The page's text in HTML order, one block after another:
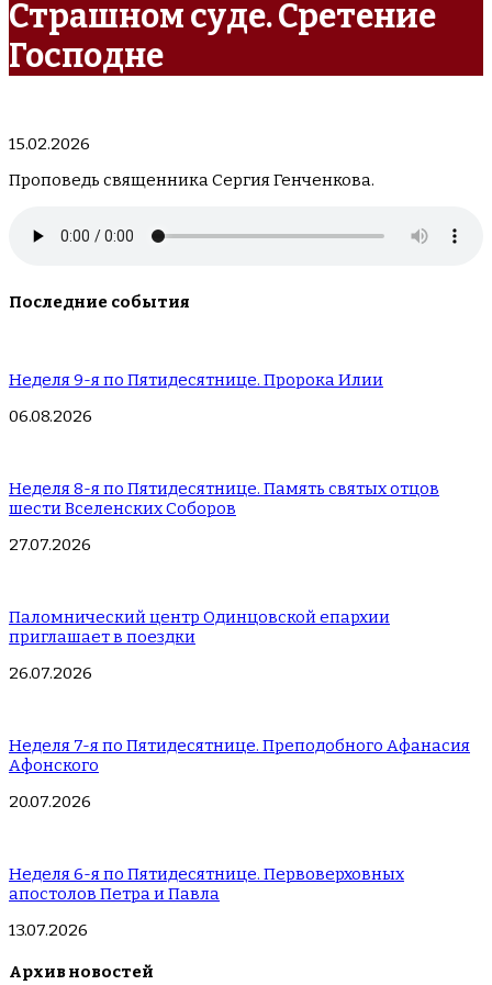
Страшном суде. Сретение
Господне
15.02.2026
Проповедь священника Сергия Генченкова.
Последние события
Неделя 9-я по Пятидесятнице. Пророка Илии
06.08.2026
Неделя 8-я по Пятидесятнице. Память святых отцов
шести Вселенских Соборов
27.07.2026
Паломнический центр Одинцовской епархии
приглашает в поездки
26.07.2026
Неделя 7-я по Пятидесятнице. Преподобного Афанасия
Афонского
20.07.2026
Неделя 6-я по Пятидесятнице. Первоверховных
апостолов Петра и Павла
13.07.2026
Архив новостей